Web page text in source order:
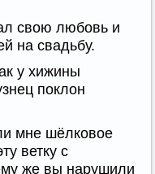
свою любовь и
на свадьбу.
у хижины
поклон
мне шёлковое
ветку с
же вы нарушили